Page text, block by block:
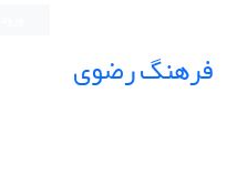
فرهنگ رضوی